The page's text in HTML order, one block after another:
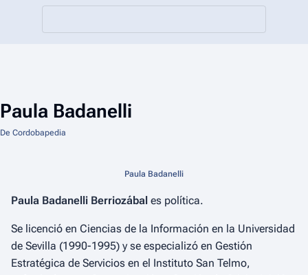
Paula Badanelli
De Cordobapedia
Paula Badanelli
Paula Badanelli Berriozábal es política.
Se licenció en Ciencias de la Información en la Universidad
de Sevilla (1990-1995) y se especializó en Gestión
Estratégica de Servicios en el Instituto San Telmo,